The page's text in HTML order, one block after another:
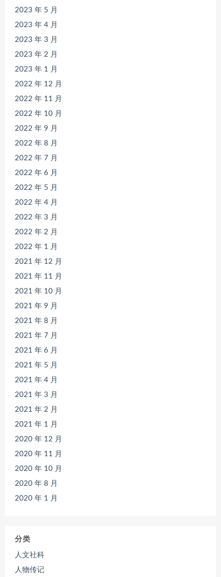
2023 年 5 月
2023 年 4 月
2023 年 3 月
2023 年 2 月
2023 年 1 月
2022 年 12 月
2022 年 11 月
2022 年 10 月
2022 年 9 月
2022 年 8 月
2022 年 7 月
2022 年 6 月
2022 年 5 月
2022 年 4 月
2022 年 3 月
2022 年 2 月
2022 年 1 月
2021 年 12 月
2021 年 11 月
2021 年 10 月
2021 年 9 月
2021 年 8 月
2021 年 7 月
2021 年 6 月
2021 年 5 月
2021 年 4 月
2021 年 3 月
2021 年 2 月
2021 年 1 月
2020 年 12 月
2020 年 11 月
2020 年 10 月
2020 年 8 月
2020 年 1 月
分类
人文社科
人物传记